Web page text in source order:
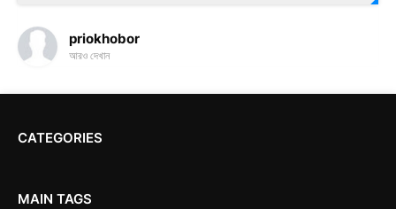
priokhobor
আরও দেখান
CATEGORIES
MAIN TAGS